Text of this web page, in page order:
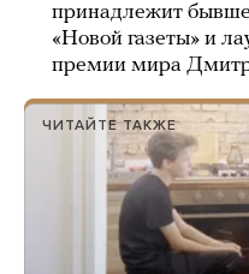
принадлежит
«Новой газеты» и
премии мира
ЧИТАЙТЕ ТАКЖЕ